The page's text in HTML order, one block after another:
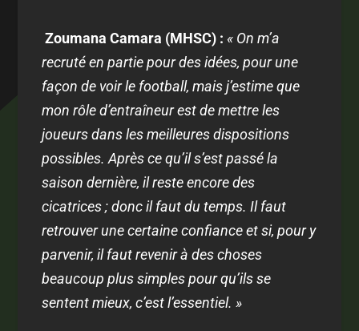
Zoumana Camara (MHSC) : « On m’a
recruté en partie pour des idées, pour une
façon de voir le football, mais j’estime que
mon rôle d’entraîneur est de mettre les
joueurs dans les meilleures dispositions
possibles. Après ce qu’il s’est passé la
saison dernière, il reste encore des
cicatrices ; donc il faut du temps. Il faut
retrouver une certaine confiance et si, pour y
parvenir, il faut revenir à des choses
beaucoup plus simples pour qu’ils se
sentent mieux, c’est l’essentiel. »